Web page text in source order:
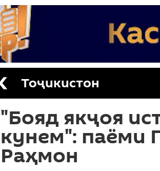
Тоҷикистон
"Бояд якҷоя
кунем": паёми
Раҳмон